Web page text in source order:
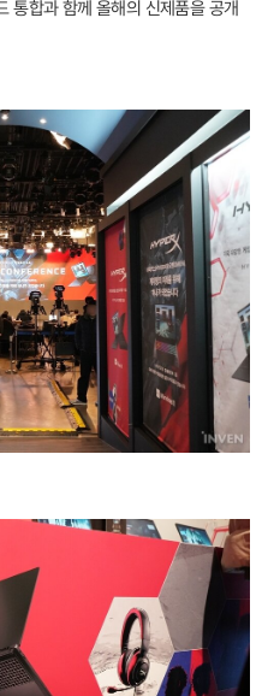
통합과 함께 올해의 신제품을 공개